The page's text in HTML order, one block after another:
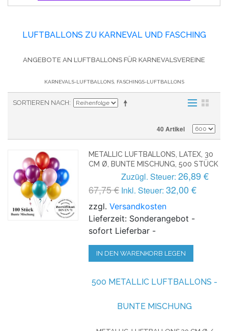
LUFTBALLONS ZU KARNEVAL UND FASCHING
ANGEBOTE AN LUFTBALLONS FÜR KARNEVALSVEREINE
KARNEVALS-LUFTBALLONS, FASCHINGS-LUFTBALLONS
SORTIEREN NACH
40 Artikel
METALLIC LUFTBALLONS, LATEX, 30
CM Ø, BUNTE MISCHUNG, 500 STÜCK
67,75 €
Zuzügl. Steuer: 26,89 €
Inkl. Steuer: 32,00 €
zzgl.Versandkosten
Lieferzeit: Sonderangebot -
sofort Lieferbar -
IN DEN WARENKORB LEGEN
500 METALLIC LUFTBALLONS -
BUNTE MISCHUNG